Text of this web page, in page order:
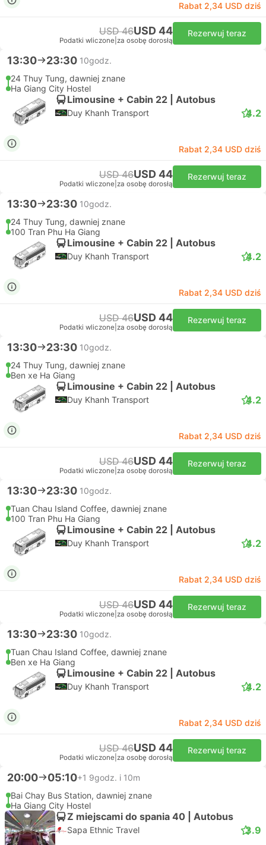
Rabat 2,34 USD dziś
USD 46USD 44
Podatki wliczone za osobę dorosłą
Rezerwuj teraz
13:30 23:30 10godz.
24 Thuy Tung, dawniej znane
Ha Giang City Hostel
Limousine + Cabin 22 | Autobus
Duy Khanh Transport 4.2
Rabat 2,34 USD dziś
USD 46USD 44
Podatki wliczone za osobę dorosłą
Rezerwuj teraz
13:30 23:30 10godz.
24 Thuy Tung, dawniej znane
100 Tran Phu Ha Giang
Limousine + Cabin 22 | Autobus
Duy Khanh Transport 4.2
Rabat 2,34 USD dziś
USD 46USD 44
Podatki wliczone za osobę dorosłą
Rezerwuj teraz
13:30 23:30 10godz.
24 Thuy Tung, dawniej znane
Ben xe Ha Giang
Limousine + Cabin 22 | Autobus
Duy Khanh Transport 4.2
Rabat 2,34 USD dziś
USD 46USD 44
Podatki wliczone za osobę dorosłą
Rezerwuj teraz
13:30 23:30 10godz.
Tuan Chau Island Coffee, dawniej znane
100 Tran Phu Ha Giang
Limousine + Cabin 22 | Autobus
Duy Khanh Transport 4.2
Rabat 2,34 USD dziś
USD 46USD 44
Podatki wliczone za osobę dorosłą
Rezerwuj teraz
13:30 23:30 10godz.
Tuan Chau Island Coffee, dawniej znane
Ben xe Ha Giang
Limousine + Cabin 22 | Autobus
Duy Khanh Transport 4.2
Rabat 2,34 USD dziś
USD 46USD 44
Podatki wliczone za osobę dorosłą
Rezerwuj teraz
20:00 05:10+1 9godz. i 10m
Bai Chay Bus Station, dawniej znane
Ha Giang City Hostel
Z miejscami do spania 40 | Autobus
Sapa Ethnic Travel 3.9